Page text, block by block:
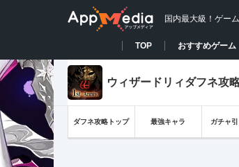
国内最大級！ゲー
TOP おすすめゲーム
ウィザードリィダフネ攻
ダフネ攻略トップ 最強キャラ ガチャ